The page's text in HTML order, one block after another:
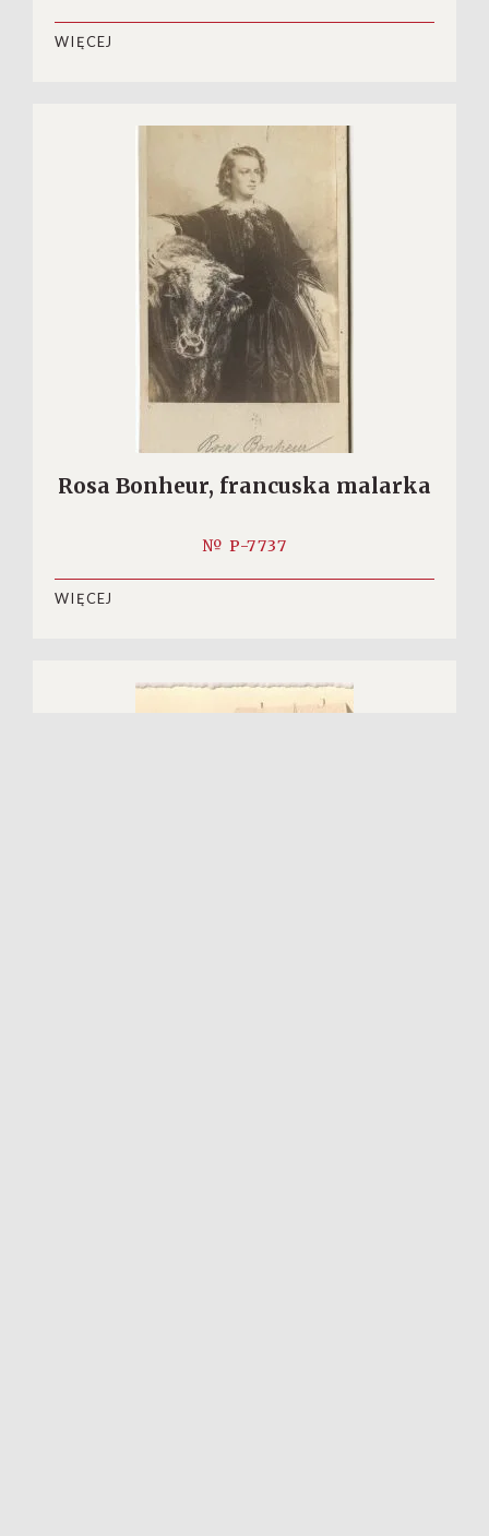
WIĘCEJ
Rosa Bonheur, francuska malarka
№ P-7737
WIĘCEJ